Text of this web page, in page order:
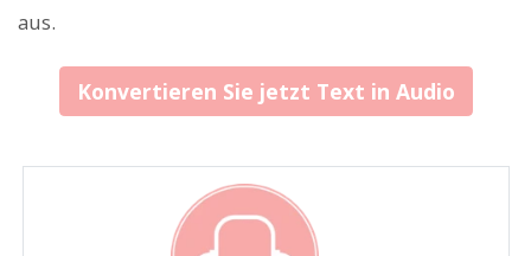
aus.
Konvertieren Sie jetzt Text in Audio